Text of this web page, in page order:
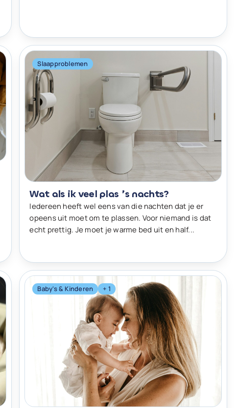
Slaapproblemen
Wat als ik veel plas ’s nachts?
Iedereen heeft wel eens van die nachten dat je er
opeens uit moet om te plassen. Voor niemand is dat
echt prettig. Je moet je warme bed uit en half...
Baby's & Kinderen + 1